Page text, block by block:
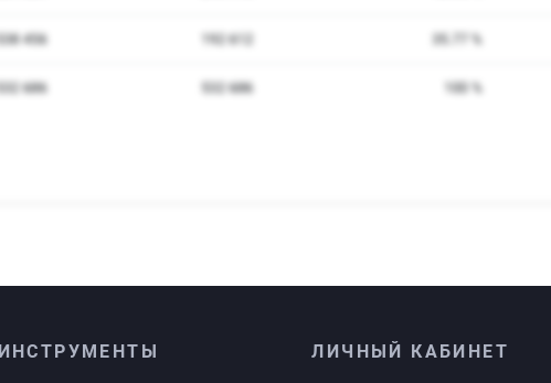
ИНСТРУМЕНТЫ ЛИЧНЫЙ КАБИНЕТ